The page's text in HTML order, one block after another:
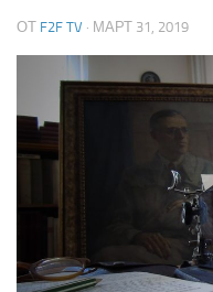
ОТ F2F TV · МАРТ 31, 2019